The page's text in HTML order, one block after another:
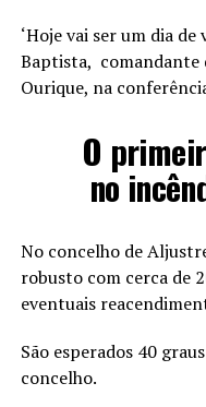
‘Hoje vai ser um dia
Baptista, comandante
Ourique, na
O
no
No concelho de
robusto com cerca de
eventuais
São esperados 40
concelho.